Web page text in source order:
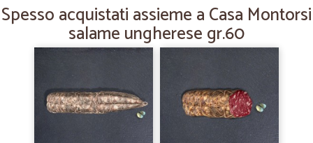
— Sara D.
Ottimi prodotti
imballaggio senza dover far la fila in negozio
29/10/2020
Pierluigi G.
Spesso acquistati assieme a Casa Montorsi
salame ungherese gr.60